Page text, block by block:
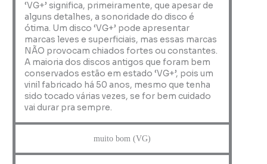
‘VG+’ significa, primeiramente, que apesar de
alguns detalhes, a sonoridade do disco é
ótima. Um disco ‘VG+’ pode apresentar
marcas leves e superficiais, mas essas marcas
NÃO provocam chiados fortes ou constantes.
A maioria dos discos antigos que foram bem
conservados estão em estado ‘VG+’, pois um
vinil fabricado há 50 anos, mesmo que tenha
sido tocado várias vezes, se for bem cuidado
vai durar pra sempre.
muito bom (VG)